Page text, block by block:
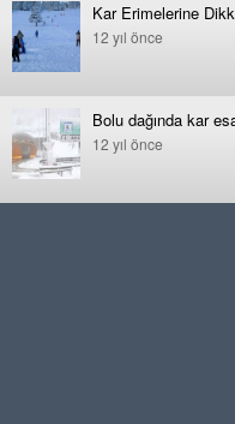
Kar Erimelerine
12 yıl önce
Bolu dağında kar
12 yıl önce